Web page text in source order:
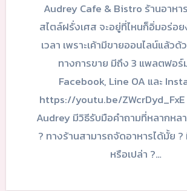
Audrey Cafe & Bistro ร้านอาหารน่ารักๆ ใน
สไตล์ฝรั่งเศส จะอยู่ที่ไหนก็อิ่มอร่อ
เวลา เพราะเค้ามีขายออนไลน์แล้ว
ทางการขาย มีถึง 3 แพลตฟอร์
Facebook, Line OA และ
https://youtu.be/ZWcrDyd_FxE
Audrey มีวิธีรับมือคำถามที่หลากหล
? ทางร้านสามารถจัดอาหารได้มั้ย
หรือเปล่า ?…